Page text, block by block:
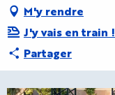
M'y rendre
J'y vais en train !
Partager